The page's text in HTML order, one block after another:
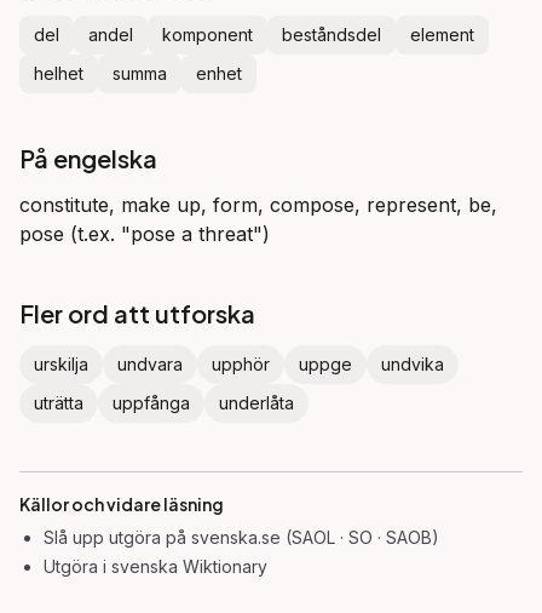
del andel komponent beståndsdel
element
helhet
summa enhet
På engelska
constitute, make up, form, compose, represent, be,
pose (t.ex. "pose a threat")
Fler ord att utforska
urskilja undvara upphör uppge
undvika
uträtta
uppfånga underlåta
Källor och vidare läsning
Slå upp utgöra på svenska.se (SAOL · SO · SAOB)
Utgöra i svenska Wiktionary